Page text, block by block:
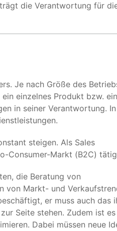
die Verantwortung für
Je nach Größe des
einzelnes Produkt bzw.
in seiner Verantwortung. In
steigen. Als Sales
Consumer-Markt (B2C)
die Beratung von
von Markt- und
er muss auch das
Seite stehen. Zudem ist es
Dabei müssen neue